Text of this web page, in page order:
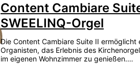
Content Cambiare
SWEELINQ-Orgel
Die Content Cambiare Suite II ermöglicht
Organisten, das Erlebnis des
im eigenen Wohnzimmer zu genießen.…